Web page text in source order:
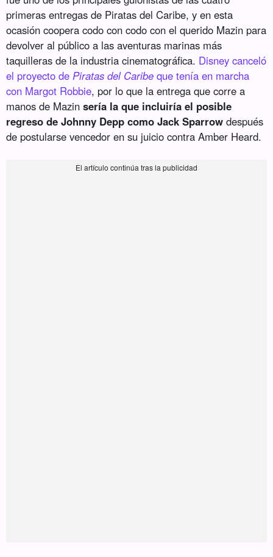
primeras entregas de Piratas del Caribe, y en esta
ocasión coopera codo con codo con el querido Mazin para
devolver al público a las aventuras marinas más
taquilleras de la industria cinematográfica. Disney canceló
el proyecto de Piratas del Caribe que tenía en marcha
con Margot Robbie, por lo que la entrega que corre a
manos de Mazinsería la que incluiría el posible
regreso de Johnny Depp como Jack Sparrow después
de postularse vencedor en su juicio contra Amber Heard.